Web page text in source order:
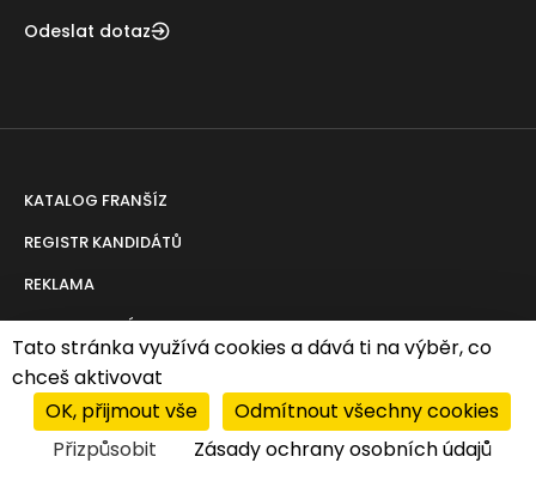
Odeslat dotaz
KATALOG FRANŠÍZ
REGISTR KANDIDÁTŮ
REKLAMA
PORADENSTVÍ
AKTUALITY
Z domova
ABC FRANCHISINGU
Principy franchisingu
Tato stránka využívá cookies a dává ti na výběr, co
chceš aktivovat
OK, přijmout vše
Odmítnout všechny cookies
Přizpůsobit
Zásady ochrany osobních údajů